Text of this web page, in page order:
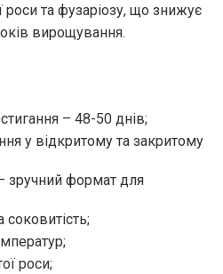
та фузаріозу, що знижує
вирощування.
– 48-50 днів;
у відкритому та закритому
зручний формат для
роси;